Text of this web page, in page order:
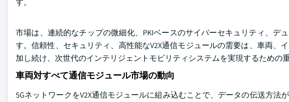
す。
市場は、連続的なチップの微細化、PKIベースのサイバーセキュリティ、デ
す。信頼性、セキュリティ、高性能なV2X通信モジュールの需要は、車両、
加し続け、次世代のインテリジェントモビリティシステムを実現するための
車両対すべて通信モジュール市場の動向
5GネットワークをV2X通信モジュールに組み込むことで、データの伝送方